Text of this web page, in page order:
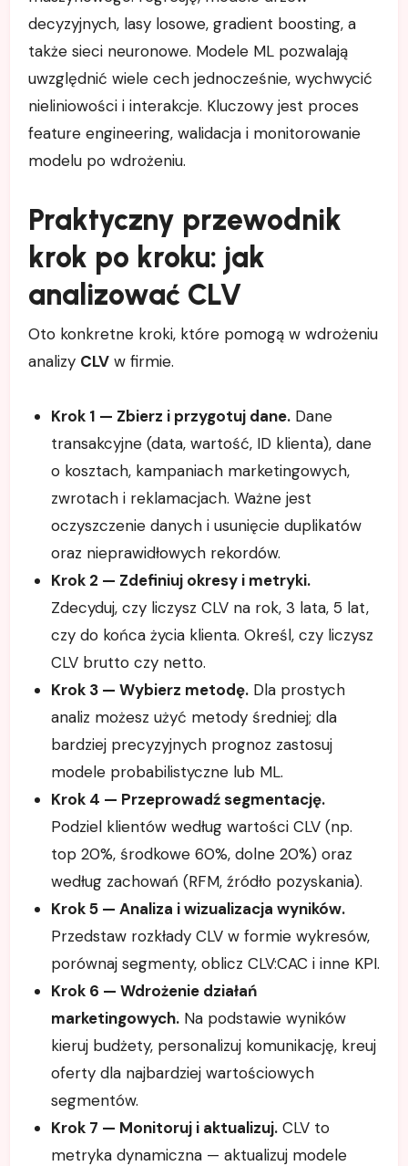
decyzyjnych, lasy losowe, gradient boosting, a
także sieci neuronowe. Modele ML pozwalają
uwzględnić wiele cech jednocześnie, wychwycić
nieliniowości i interakcje. Kluczowy jest proces
feature engineering, walidacja i monitorowanie
modelu po wdrożeniu.
Praktyczny przewodnik
krok po kroku: jak
analizować CLV
Oto konkretne kroki, które pomogą w wdrożeniu
analizy CLVw firmie.
Krok 1 — Zbierz i przygotuj dane. Dane
transakcyjne (data, wartość, ID klienta), dane
o kosztach, kampaniach marketingowych,
zwrotach i reklamacjach. Ważne jest
oczyszczenie danych i usunięcie duplikatów
oraz nieprawidłowych rekordów.
Krok 2 — Zdefiniuj okresy i metryki.
Zdecyduj, czy liczysz CLV na rok, 3 lata, 5 lat,
czy do końca życia klienta. Określ, czy liczysz
CLV brutto czy netto.
Krok 3 — Wybierz metodę. Dla prostych
analiz możesz użyć metody średniej; dla
bardziej precyzyjnych prognoz zastosuj
modele probabilistyczne lub ML.
Krok 4 — Przeprowadź segmentację.
Podziel klientów według wartości CLV (np.
top 20%, środkowe 60%, dolne 20%) oraz
według zachowań (RFM, źródło pozyskania).
Krok 5 — Analiza i wizualizacja wyników.
Przedstaw rozkłady CLV w formie wykresów,
porównaj segmenty, oblicz CLV:CAC i inne KPI.
Krok 6 — Wdrożenie działań
marketingowych. Na podstawie wyników
kieruj budżety, personalizuj komunikację, kreuj
oferty dla najbardziej wartościowych
segmentów.
Krok 7 — Monitoruj i aktualizuj. CLV to
metryka dynamiczna — aktualizuj modele